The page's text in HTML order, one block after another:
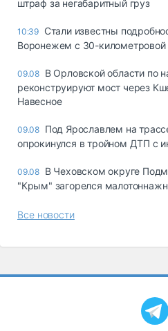
штраф за негабаритный груз
10:39 Стали известны
Воронежем с 30-километровой
09.08 В Орловской области по
реконструируют мост через
Навесное
09.08 Под Ярославлем на
опрокинулся в тройном ДТП с
09.08 В Чеховском округе
"Крым" загорелся
Все новости